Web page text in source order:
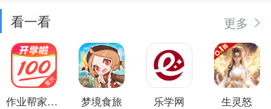
看一看 更多
作业帮家长版 梦境食旅 乐学网 生灵怒